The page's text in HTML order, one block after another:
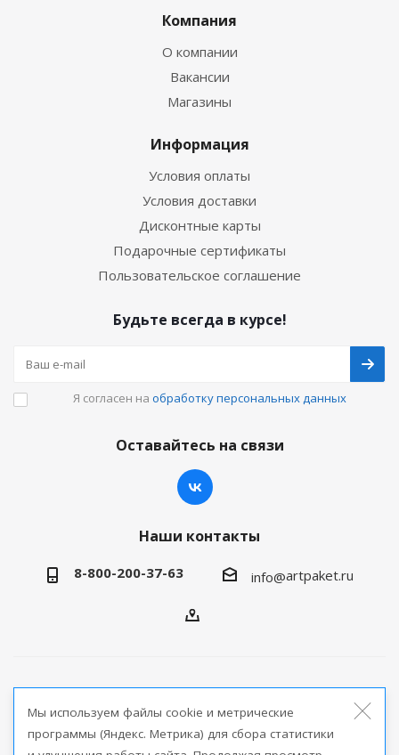
Компания
О компании
Вакансии
Магазины
Информация
Условия оплаты
Условия доставки
Дисконтные карты
Подарочные сертификаты
Пользовательское соглашение
Будьте всегда в курсе!
Я согласен на обработку персональных данных
Оставайтесь на связи
Наши контакты
8-800-200-37-63 info@artpaket.ru
продукции
Мы используем файлы cookie и метрические
программы (Яндекс. Метрика) для сбора статистики